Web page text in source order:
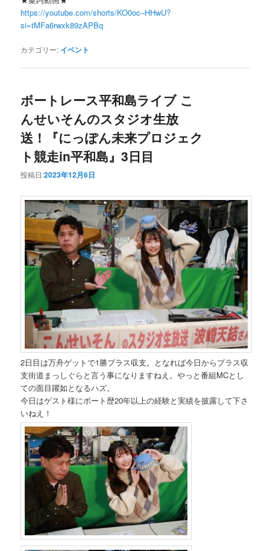
https://youtube.com/shorts/KO0oc–HHwU?
si=tMFa6rwxk89zAPBq
カテゴリー: イベント
ボートレース平和島ライブ こ
んせいそんのスタジオ生放
送！『にっぽん未来プロジェク
ト競走in平和島』3日目
投稿日:2023年12月6日
2日目は万舟ゲットで1勝プラス収支。となれば今日からプラス収
支街道まっしぐらと言う事になりますねえ。やっと番組MCとし
ての面目躍如となるハズ。
今日はゲスト様にボート歴20年以上の経験と実績を披露して下さ
いねえ！